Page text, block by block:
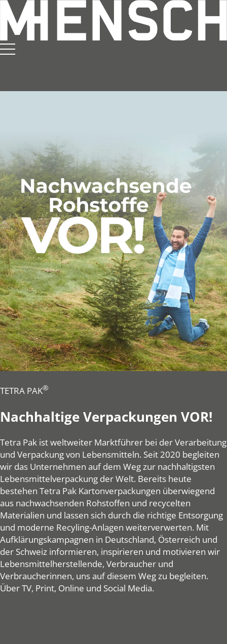
TETRA PAK®
Nachhaltige Verpackungen VOR!
Tetra Pak ist weltweiter Marktführer bei der Verarbeitung
und Verpackung von Lebensmitteln. Seit 2020 begleiten
wir das Unternehmen auf dem Weg zur nachhaltigsten
Lebensmittelverpackung der Welt. Bereits heute
bestehen Tetra Pak Kartonverpackungen überwiegend
aus nachwachsenden Rohstoffen und recycelten
Materialien und lassen sich durch die richtige Entsorgung
und moderne Recyling-Anlagen weiterverwerten. Mit
Aufklärungskampagnen in Deutschland, Österreich und
der Schweiz informieren, inspirieren und motivieren wir
Lebensmittelherstellende, Verbraucher und
Verbraucherinnen, uns auf diesem Weg zu begleiten.
Über TV, Print, Online und Social Media.